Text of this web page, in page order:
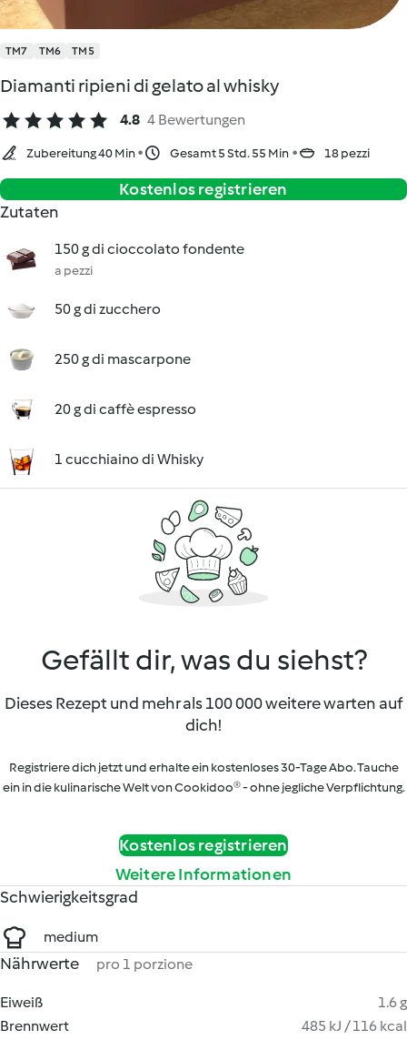
TM7 TM6 TM5
Diamanti ripieni di gelato al whisky
4.8 4 Bewertungen
Zubereitung 40 Min Gesamt 5 Std. 55 Min 18 pezzi
Kostenlos registrieren
Zutaten
150 g di cioccolato fondente
a pezzi
50 g di zucchero
250 g di mascarpone
20 g di caffè espresso
1 cucchiaino di Whisky
Gefällt dir, was du siehst?
Dieses Rezept und mehr als 100 000 weitere warten auf
dich!
Registriere dich jetzt und erhalte ein kostenloses 30-Tage Abo. Tauche
ein in die kulinarische Welt von Cookidoo® - ohne jegliche Verpflichtung.
Kostenlos registrieren
Weitere Informationen
Schwierigkeitsgrad
medium
Nährwerte pro 1 porzione
Eiweiß
1.6 g
Brennwert
485 kJ / 116 kcal